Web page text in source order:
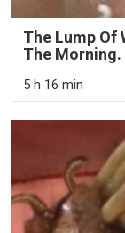
The Lump Of
The Morning.
5 h 16 min